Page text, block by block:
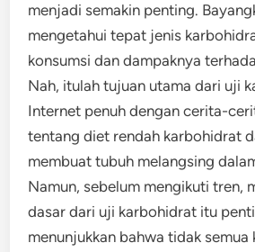
menjadi semakin penting.
mengetahui tepat jenis
konsumsi dan dampaknya
Nah, itulah tujuan utama dari uji
Internet penuh dengan cerita-
tentang diet rendah karbohidrat
membuat tubuh melangsing
Namun, sebelum mengikuti tren,
dasar dari uji karbohidrat itu
menunjukkan bahwa tidak